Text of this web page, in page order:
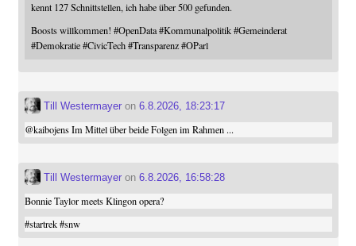
kennt 127 Schnittstellen, ich habe über 500 gefunden.
Boosts willkommen! #OpenData #Kommunalpolitik #Gemeinderat
#Demokratie #CivicTech #Transparenz #OParl
Till Westermayeron 6.8.2026, 18:23:17
@kaibojensIm Mittel über beide Folgen im Rahmen ...
Till Westermayeron 6.8.2026, 16:58:28
Bonnie Taylor meets Klingon opera?
#startrek #snw